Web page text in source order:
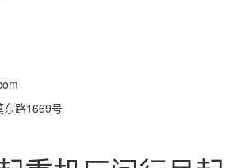
东路1669号